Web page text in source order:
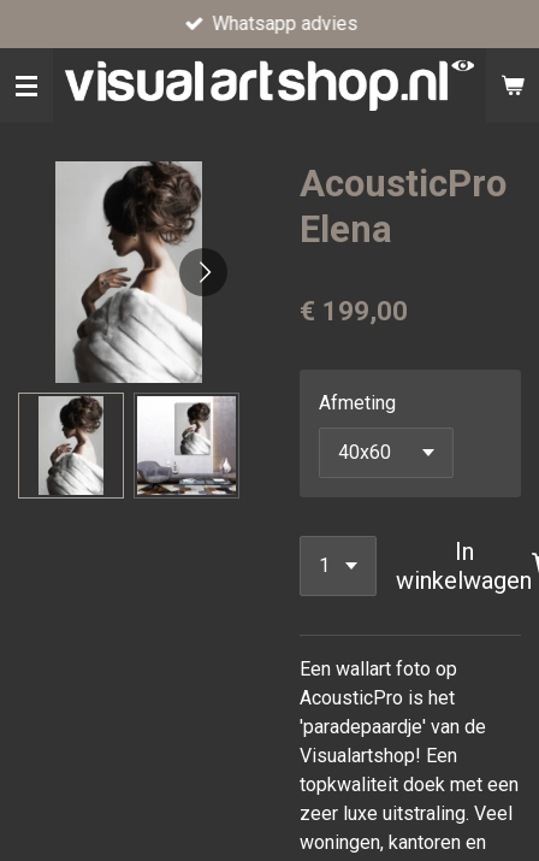
direct
naar
Whatsapp advies
AcousticPro
Elena
€ 199,00
Afmeting
In
winkelwagen
Een wallart foto op
AcousticPro is het
'paradepaardje' van de
Visualartshop! Een
topkwaliteit doek met een
zeer luxe uitstraling. Veel
woningen, kantoren en